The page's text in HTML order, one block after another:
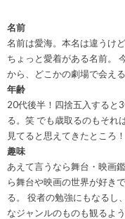
名前
名前は愛海。本名は違うけ
ちょっと愛着がある名前。
から、どこかの劇場で会える
年齢
20代後半！四捨五入すると
る。笑 でも歳取るのもそれ
見てると思えてきたところ！
趣味
あえて言うなら舞台・映画
ら舞台や映画の世界が好き
る。 役者の勉強にもなるし
なジャンルのものも観るよ